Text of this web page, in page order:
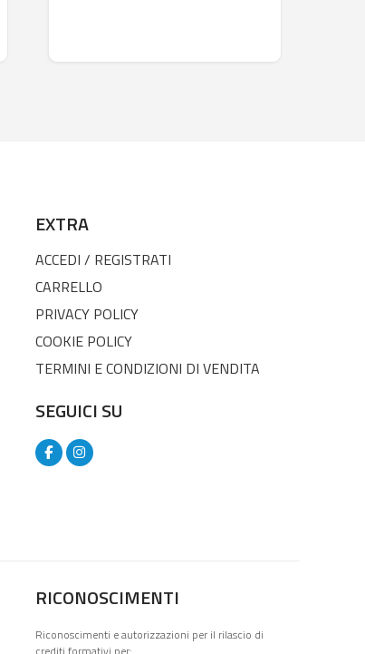
EXTRA
ACCEDI / REGISTRATI
CARRELLO
PRIVACY POLICY
COOKIE POLICY
TERMINI E CONDIZIONI DI VENDITA
SEGUICI SU
RICONOSCIMENTI
Riconoscimenti e autorizzazioni per il rilascio di